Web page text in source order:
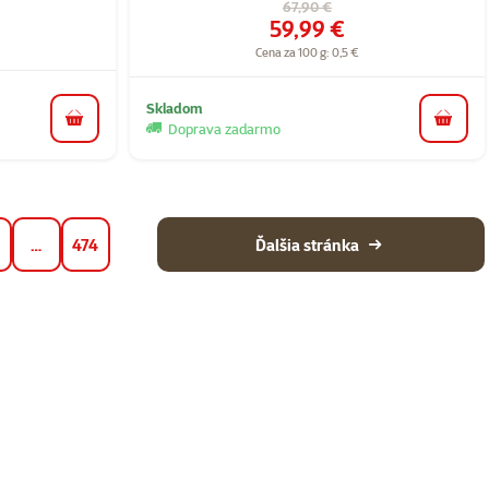
do košíka
Pôvodná cena
67,90 €
Cena
59,99 €
Cena za 100 g: 0,5 €
Skladom
Doprava zadarmo
do
… 474 Ďalšia stránka